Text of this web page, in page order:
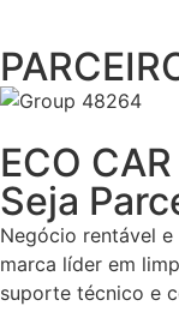
ECO
Seja
Negócio rentável e
marca líder em
suporte técnico e